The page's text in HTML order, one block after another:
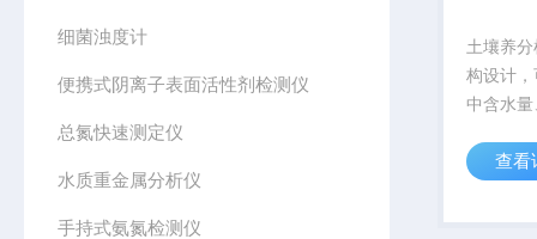
细菌浊度计
便携式阴离子表面活性剂检测仪
总氮快速测定仪
水质重金属分析仪
手持式氨氮检测仪
土壤养
构设计
中含水
地、不
和长期
查看